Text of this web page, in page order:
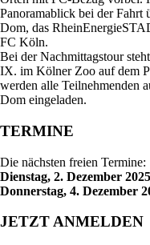
Panoramablick bei der
Dom, das
FC Köln.
Bei der Nachmittagstour
IX. im Kölner Zoo auf dem
werden alle Teilnehmenden
Dom eingeladen.
TERMINE
Die nächsten freien Termine:
Dienstag, 2. Dezember
Donnerstag, 4. Dezember
JETZT ANMELDEN